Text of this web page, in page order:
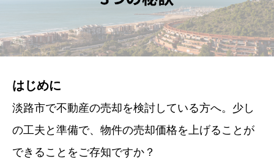
はじめに
淡路市で不動産の売却を検討している方へ。少し
の工夫と準備で、物件の売却価格を上げることが
できることをご存知ですか？